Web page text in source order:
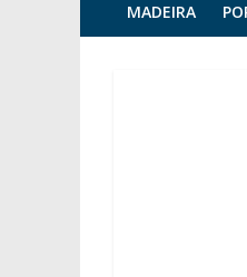
MADEIRA